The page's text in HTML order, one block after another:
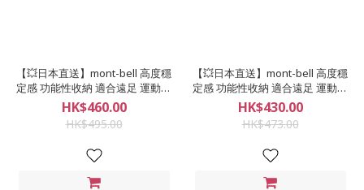
【💥日本直送】mont-bell 高度穩
定感 功能性收納 適合遠足 運動型
腰包 收納袋 三色 7L
HK$460.00
HK$495.00
【💥日本直送】mont-bell 高度穩
定感 功能性收納 適合遠足 運動型
腰包 收納袋 四色
HK$430.00
HK$473.00